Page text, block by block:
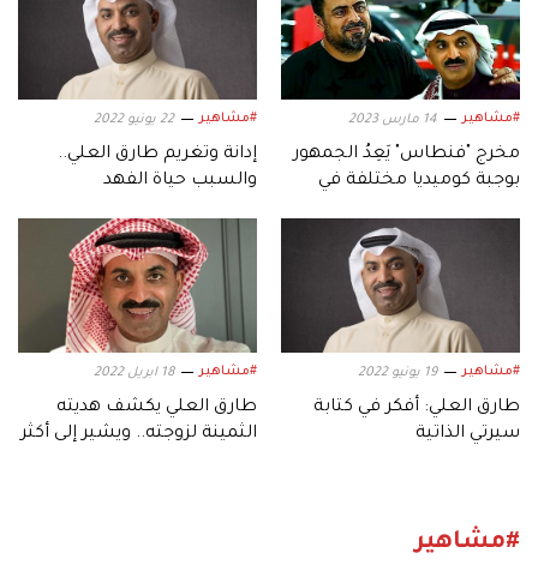
#مشاهير 14 مارس 2023
مخرج "فنطاس" يَعِدُ الجمهور
بوجبة كوميديا مختلفة في
#مشاهير 22 يونيو 2022
إدانة وتغريم طارق العلي..
والسبب حياة الفهد
#مشاهير 19 يونيو 2022
طارق العلي: أفكر في كتابة
سيرتي الذاتية
#مشاهير 18 ابريل 2022
طارق العلي يكشف هديته
الثمينة لزوجته.. ويشير إلى أكثر
#مشاهير